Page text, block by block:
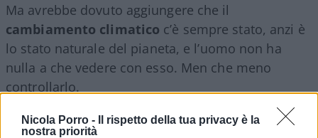
Nicola Porro -
Il rispetto della tua privacy è la
nostra priorità
Ma avrebbe dovuto aggiungere che il
cambiamento climatico c’è sempre stato, anzi è
lo stato naturale del pianeta, e l’uomo non ha
nulla a che vedere con esso. Men che meno
controllarlo.
Continua confortandoci che leemissioni di CO2